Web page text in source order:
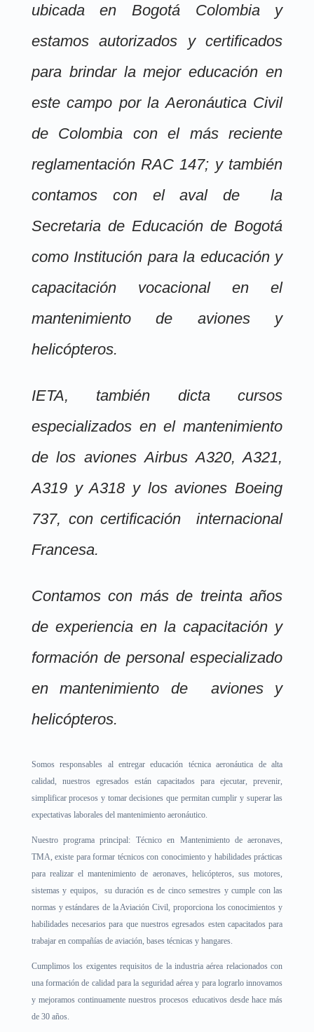
ubicada en Bogotá Colombia y
estamos autorizados y certificados
para brindar la mejor educación en
este campo por la Aeronáutica Civil
de Colombia con el más reciente
reglamentación RAC 147; y también
contamos con el aval de la
Secretaria de Educación de Bogotá
como Institución para la educación y
capacitación vocacional en el
mantenimiento de aviones y
helicópteros.
IETA, también dicta cursos
especializados en el mantenimiento
de los aviones Airbus A320, A321,
A319 y A318 y los aviones Boeing
737, con certificación internacional
Francesa.
Contamos con más de treinta años
de experiencia en la capacitación y
formación de personal especializado
en mantenimiento de aviones y
helicópteros.
Somos responsables al entregar educación técnica aeronáutica de alta
calidad, nuestros egresados están capacitados para ejecutar, prevenir,
simplificar procesos y tomar decisiones que permitan cumplir y superar las
expectativas laborales del mantenimiento aeronáutico.
Nuestro programa principal: Técnico en Mantenimiento de aeronaves,
TMA, existe para formar técnicos con conocimiento y habilidades prácticas
para realizar el mantenimiento de aeronaves, helicópteros, sus motores,
sistemas y equipos, su duración es de cinco semestres y cumple con las
normas y estándares de la Aviación Civil, proporciona los conocimientos y
habilidades necesarios para que nuestros egresados esten capacitados para
trabajar en compañías de aviación, bases técnicas y hangares.
Cumplimos los exigentes requisitos de la industria aérea relacionados con
una formación de calidad para la seguridad aérea y para lograrlo innovamos
y mejoramos continuamente nuestros procesos educativos desde hace más
de 30 años.